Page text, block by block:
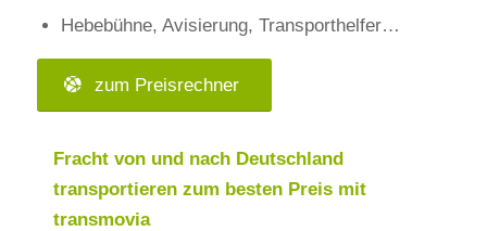
Hebebühne, Avisierung, Transporthelfer…
zum Preisrechner
Fracht von und nach Deutschland
transportieren zum besten Preismit
transmovia